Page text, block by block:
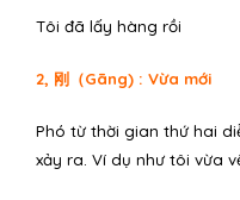
Tôi đã lấy hàng rồi
2, 刚（Gāng) : Vừa mới
Phó từ thời gian thứ hai
xảy ra. Ví dụ như tôi vừa